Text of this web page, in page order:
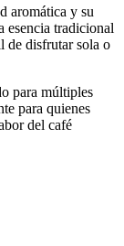
aromática y su
esencia tradicional
de disfrutar sola o
para múltiples
para quienes
del café